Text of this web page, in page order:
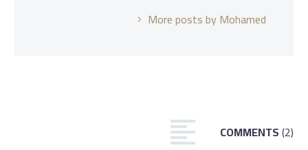
More posts by Mohamed
COMMENTS(2)